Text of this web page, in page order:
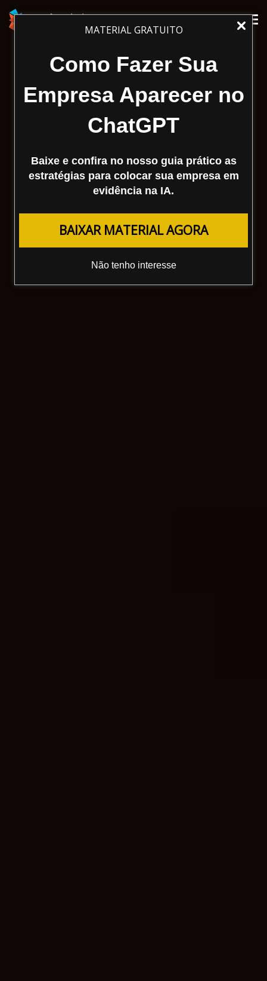
MATERIAL GRATUITO
Como Fazer Sua
Empresa Aparecer no
ChatGPT
Baixe e confira no nosso guia prático as
estratégias para colocar sua empresa em
evidência na IA.
BAIXAR MATERIAL AGORA
Não tenho interesse